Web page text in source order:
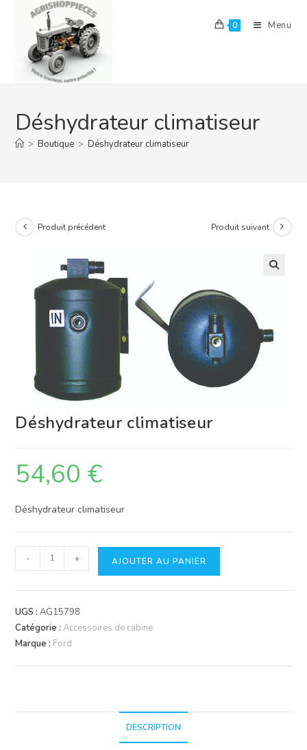
content
0 Menu
Déshydrateur climatiseur
> Boutique > Déshydrateur climatiseur
Produit précédent Produit suivant
Déshydrateur climatiseur
54,60 €
Déshydrateur climatiseur
quantité
de
climatiseur
- + AJOUTER AU PANIER
UGS :AG15798
Catégorie :Accessoires de cabine
Marque : Ford
DESCRIPTION